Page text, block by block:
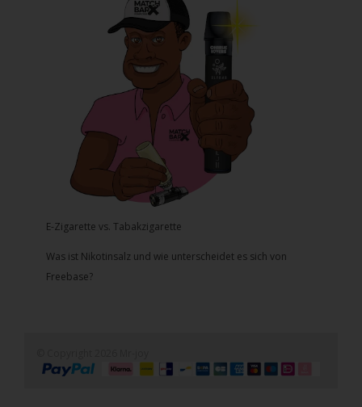
E-Zigarette vs. Tabakzigarette
Was ist Nikotinsalz und wie unterscheidet es sich von
Freebase?